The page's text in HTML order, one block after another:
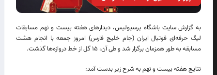
به گزارش سایت باشگاه پرسپولیس، دیدارهای هفته بیست و نهم مسابقات
لیگ حرفه‌ای فوتبال ایران (جام خلیج فارس) امروز جمعه با انجام هشت
مسابقه به طور همزمان برگزار شد و طی آن، ۱۵ گل از خط دروازه‌ها گذشت.
نتایج هفته بیست و نهم به شرح زیر بدست آمد: